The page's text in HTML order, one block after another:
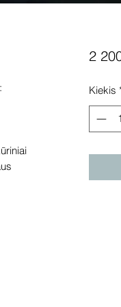
2
Kiekis